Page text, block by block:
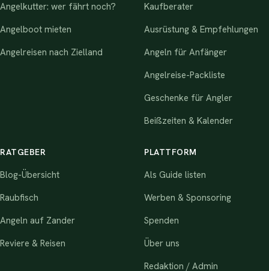
Angelkutter: wer fährt noch?
Angelboot mieten
Angelreisen nach Zielland
Kaufberater
Ausrüstung & Empfehlungen
Angeln für Anfänger
Angelreise-Packliste
Geschenke für Angler
Beißzeiten & Kalender
RATGEBER
Blog-Übersicht
Raubfisch
Angeln auf Zander
Reviere & Reisen
PLATTFORM
Als Guide listen
Werben & Sponsoring
Spenden
Über uns
Redaktion / Admin